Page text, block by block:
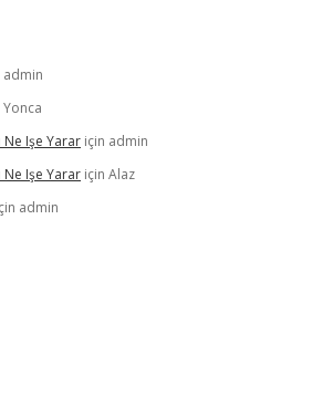
admin
Yonca
Ne Işe Yarar için admin
Ne Işe Yarar için Alaz
admin